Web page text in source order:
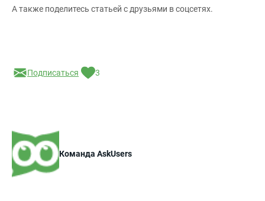
А также поделитесь статьей с друзьями в соцсетях.
Подписаться 3
Команда AskUsers